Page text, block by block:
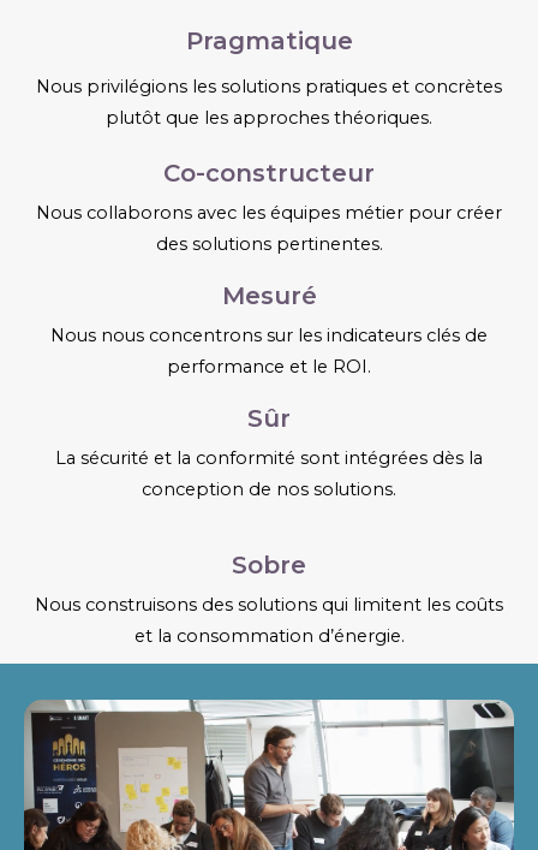
Pragmatique
Nous privilégions les solutions pratiques et concrètes
plutôt que les approches théoriques.
Co-constructeur
Nous collaborons avec les équipes métier pour créer
des solutions pertinentes.
Mesuré
Nous nous concentrons sur les indicateurs clés de
performance et le ROI.
Sûr
La sécurité et la conformité sont intégrées dès la
conception de nos solutions.
Sobre
Nous construisons des solutions qui limitent les coûts
et la consommation d’énergie.